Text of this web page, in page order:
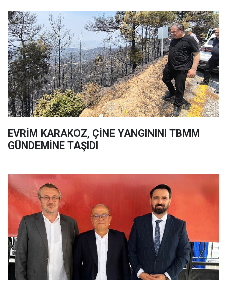
EVRİM KARAKOZ, ÇİNE YANGININI TBMM
GÜNDEMİNE TAŞIDI